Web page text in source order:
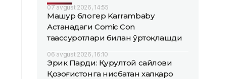
07 avgust 2026, 14:55
Машҳур блогер Karrambaby
Астанадаги Comic Con
таассуротлари билан ўртоқлашди
06 avgust 2026, 16:10
Эрик Парди: Қурултой сайлови
Қозоғистонга нисбатан халқаро